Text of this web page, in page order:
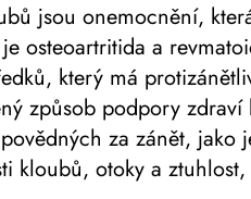
jsou onemocnění,
osteoartritida a
který má
způsob podpory
za zánět,
kloubů, otoky a